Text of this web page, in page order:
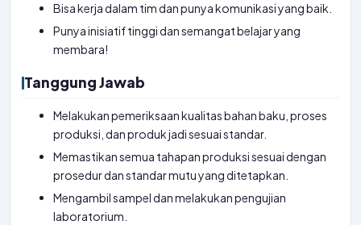
Bisa kerja dalam tim dan punya komunikasi yang baik.
Punya inisiatif tinggi dan semangat belajar yang
membara!
Tanggung Jawab
Melakukan pemeriksaan kualitas bahan baku, proses
produksi, dan produk jadi sesuai standar.
Memastikan semua tahapan produksi sesuai dengan
prosedur dan standar mutu yang ditetapkan.
Mengambil sampel dan melakukan pengujian
laboratorium.